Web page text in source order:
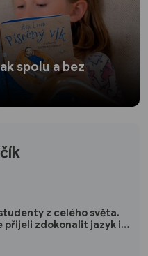
spolu a bez
z celého světa.
přijeli zdokonalit jazyk i
kulturu